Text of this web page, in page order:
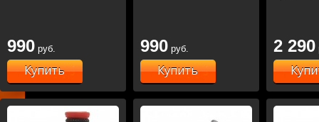
990 руб.
Купить
990 руб.
Купить
2 290